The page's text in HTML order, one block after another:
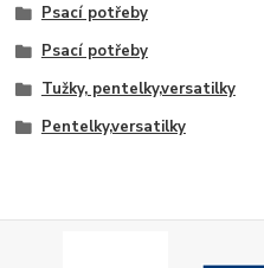
Psací potřeby
Psací potřeby
Tužky, pentelky,versatilky
Pentelky,versatilky